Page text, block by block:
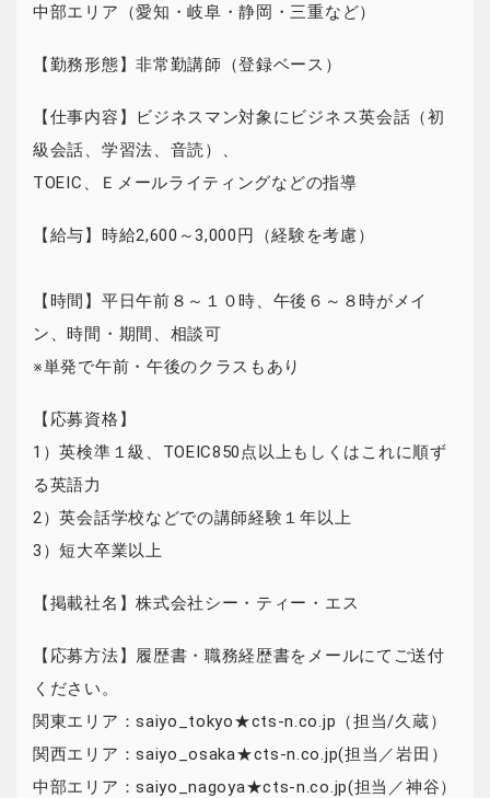
中部エリア（愛知・岐阜・静岡・三重など）
【勤務形態】非常勤講師（登録ベース）
【仕事内容】ビジネスマン対象にビジネス英会話（初
級会話、学習法、音読）、
TOEIC、Ｅメールライティングなどの指導
【給与】時給2,600～3,000円（経験を考慮）
【時間】平日午前８～１０時、午後６～８時がメイ
ン、時間・期間、相談可
※単発で午前・午後のクラスもあり
【応募資格】
1）英検準１級、TOEIC850点以上もしくはこれに順ず
る英語力
2）英会話学校などでの講師経験１年以上
3）短大卒業以上
【掲載社名】株式会社シー・ティー・エス
【応募方法】履歴書・職務経歴書をメールにてご送付
ください。
関東エリア：saiyo_tokyo★cts-n.co.jp（担当/久蔵）
関西エリア：saiyo_osaka★cts-n.co.jp(担当／岩田）
中部エリア：saiyo_nagoya★cts-n.co.jp(担当／神谷）